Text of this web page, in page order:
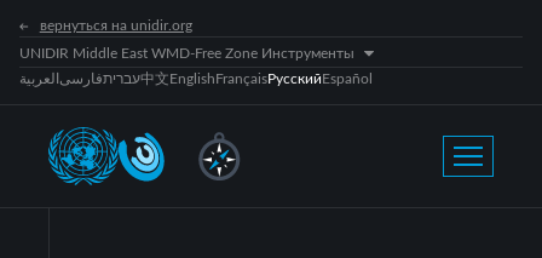
вернуться на unidir.org
UNIDIR Middle East WMD-Free Zone Инструменты
العربية فارسیעברית中文EnglishFrançaisРусскийEspañol